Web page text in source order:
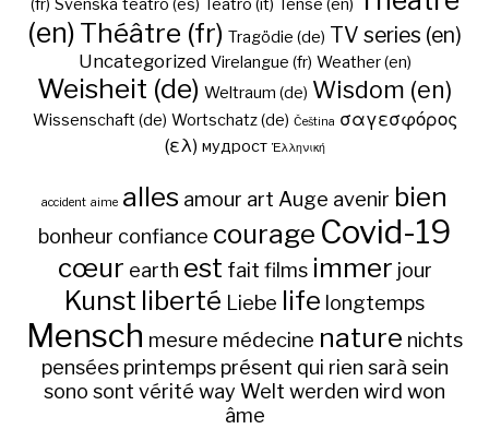
(fr) Svenska teatro (es) Teatro (it) Tense (en)
(en) Théâtre (fr) Tragödie (de) TV series (en)
Uncategorized Virelangue (fr) Weather (en)
Weisheit (de) Weltraum (de) Wisdom (en)
Wissenschaft (de) Wortschatz (de) Čeština σαγεσφόρος
(ελ) мудрост Ἑλληνική
accident aime alles amour art Auge avenir bien
bonheur confiance courage Covid-19
cœur earth est fait films immer jour
Kunst liberté Liebe life longtemps
Mensch mesure médecine nature nichts
pensées printemps présent qui rien sarà sein
sono sont vérité way Welt werden wird won
âme